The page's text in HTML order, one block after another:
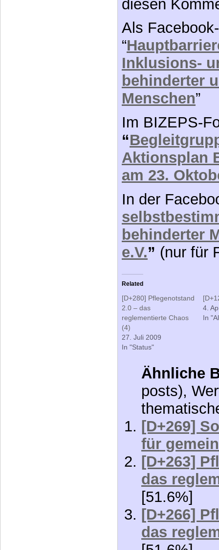
Als
“
Inklusions-
behinderter
Menschen”
Im BIZEPS-
“
Aktionsplan
am 23.
In der
behinderter
e.V.”(nur für
[D+280] Pflegenotstand
reglementierte Chaos
(4)
27. Juli 2009
In "Status"
In
posts),
[D+269]
für
[D+263]
das
[51.6%]
[D+266]
das
[51.6%]